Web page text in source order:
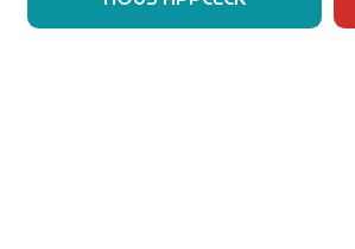
QUI PORTE SES FRUITS